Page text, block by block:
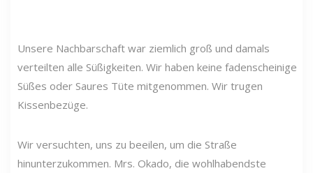
Unsere Nachbarschaft war ziemlich groß und damals
verteilten alle Süßigkeiten. Wir haben keine fadenscheinige
Süßes oder Saures Tüte mitgenommen. Wir trugen
Kissenbezüge.
Wir versuchten, uns zu beeilen, um die Straße
hinunterzukommen. Mrs. Okado, die wohlhabendste